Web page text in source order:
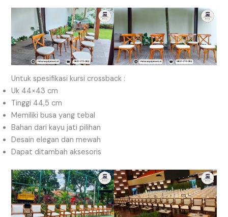
Untuk spesifikasi kursi crossback :
Uk 44×43 cm
Tinggi 44,5 cm
Memiliki busa yang tebal
Bahan dari kayu jati pilihan
Desain elegan dan mewah
Dapat ditambah aksesoris